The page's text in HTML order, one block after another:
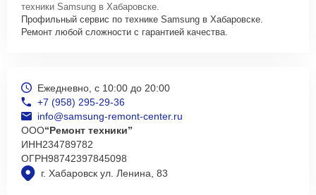
техники Samsung в Хабаровске.
Профильный сервис по технике Samsung в Хабаровске.
Ремонт любой сложности с гарантией качества.
г. Хабаровск ул. Ленина, 83
Ежедневно, с 10:00 до 20:00
+7 (958) 295-29-36
info@samsung-remont-center.ru
ООО“Ремонт техники”
ИНН234789782
ОГРН98742397845098